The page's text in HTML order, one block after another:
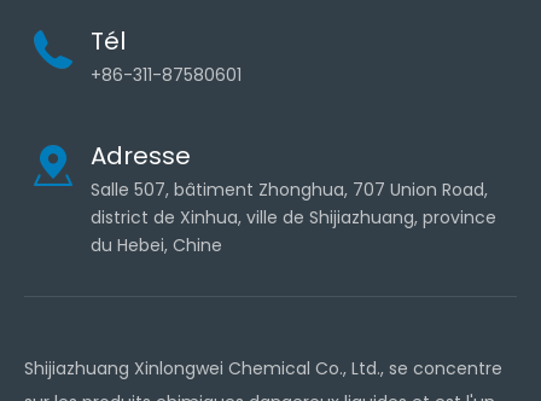
Tél
+86-311-87580601
Adresse
Salle 507, bâtiment Zhonghua, 707 Union Road,
district de Xinhua, ville de Shijiazhuang, province
du Hebei, Chine
Shijiazhuang Xinlongwei Chemical Co., Ltd., se concentre